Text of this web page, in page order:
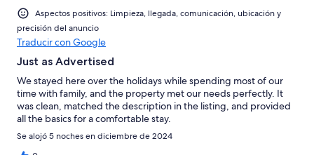
Aspectos positivos: Limpieza, llegada, comunicación, ubicación y
precisión del anuncio
Traducir con Google
Just as Advertised
We stayed here over the holidays while spending most of our
time with family, and the property met our needs perfectly. It
was clean, matched the description in the listing, and provided
all the basics for a comfortable stay.
Se alojó 5 noches en diciembre de 2024